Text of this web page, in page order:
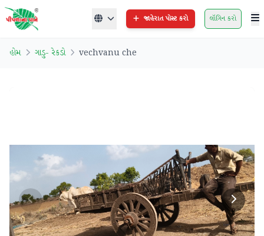
જાહેરાત પોસ્ટ કરો લૉગિન કરો
હોમ ગાડુ- રેકડો vechvanu che